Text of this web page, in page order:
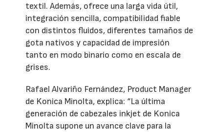
textil. Además, ofrece una larga vida útil,
integración sencilla, compatibilidad fiable
con distintos fluidos, diferentes tamaños de
gota nativos y capacidad de impresión
tanto en modo binario como en escala de
grises.
Rafael Alvariño Fernández, Product Manager
de Konica Minolta, explica: “La última
generación de cabezales inkjet de Konica
Minolta supone un avance clave para la